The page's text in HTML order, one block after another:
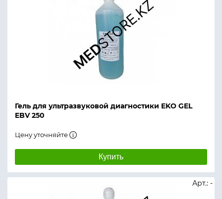
Гель для ультразвуковой диагностики EKO GEL
EBV 250
Цену уточняйте
Купить
Арт.: -